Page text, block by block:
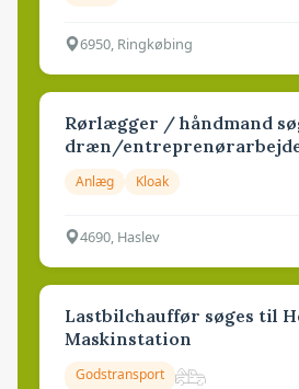
6950, Ringkøbing
Rørlægger / håndmand
dræn/
Anlæg Kloak
4690, Haslev
Lastbilchauffør søges til
Maskinstation
Godstransport